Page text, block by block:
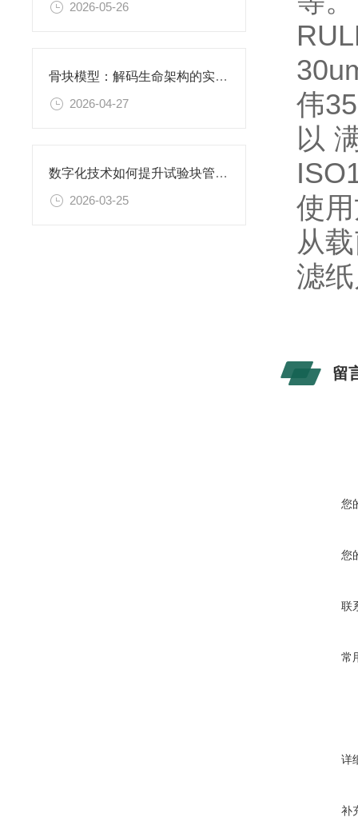
2026-05-26
骨块模型：解码生命架构的实体教科书
2026-04-27
数字化技术如何提升试验块管理效率
2026-03-25
伟
以
使
从
滤
留
您
您
联
常
详
补